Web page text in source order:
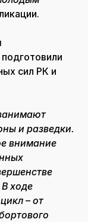
сил РК и
и разведки.
внимание
ходе
– от